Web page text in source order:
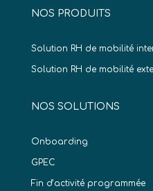
NOS PRODUITS
Solution RH de mobilité
Solution RH de mobilité
NOS SOLUTIONS
Onboarding
GPEC
Fin d’activité programmée